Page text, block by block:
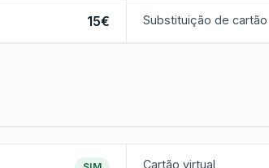
15€ Substituição de cartão
Cartão virtual